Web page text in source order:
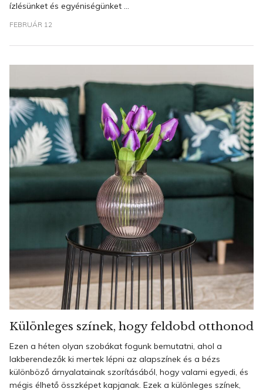
ízlésünket és egyéniségünket ...
FEBRUÁR 12
Különleges színek, hogy feldobd otthonod
Ezen a héten olyan szobákat fogunk bemutatni, ahol a
lakberendezők ki mertek lépni az alapszínek és a bézs
különböző árnyalatainak szorításából, hogy valami egyedi, és
mégis élhető összképet kapjanak. Ezek a különleges színek,